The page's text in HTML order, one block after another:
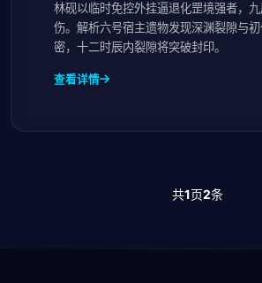
林砚以临时免控外挂逼退化罡境强者，
伤。解析六号宿主遗物发现深渊裂隙与
密，十二时辰内裂隙将突破封印。
查看详情
共1页2条